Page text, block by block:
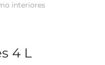
interiores
4 L